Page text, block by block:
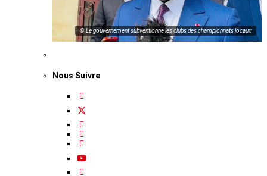
© Le gouvernement subventionne les clubs des championnats locaux
Nous Suivre